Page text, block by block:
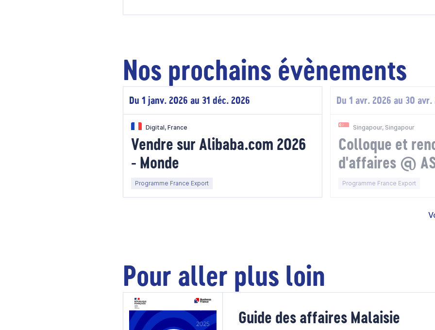
Nos prochains évènements
Du 1 janv. 2026 au 31 déc. 2026
Digital, France
Vendre sur Alibaba.com 2026
- Monde
Programme France Export
Du 1 avr. 2026 au 30 avr.
Singapour, Singapour
Colloque et
d'affaires @
SUMMIT 2026 -
Programme France Export
Pour aller plus loin
Guide des affaires Malaisie